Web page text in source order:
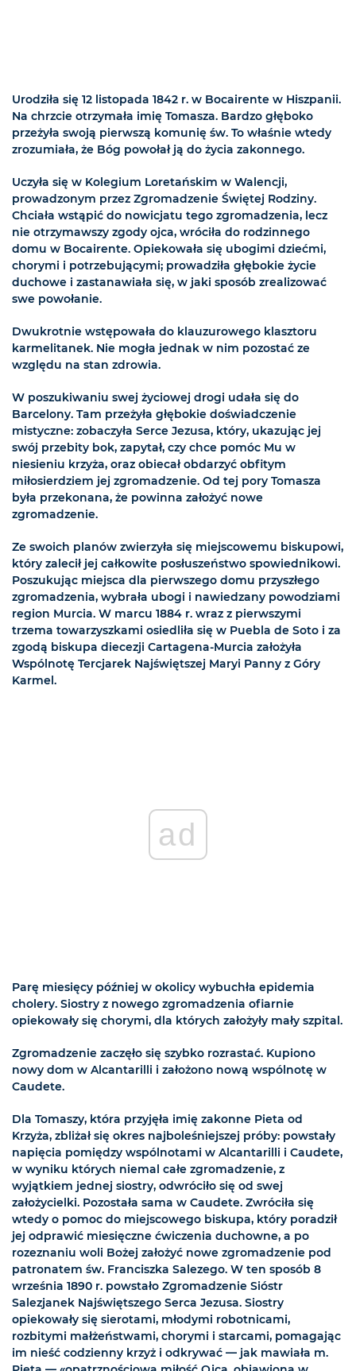
Urodziła się 12 listopada 1842 r. w Bocairente w Hiszpanii.
Na chrzcie otrzymała imię Tomasza. Bardzo głęboko
przeżyła swoją pierwszą komunię św. To właśnie wtedy
zrozumiała, że Bóg powołał ją do życia zakonnego.
Uczyła się w Kolegium Loretańskim w Walencji,
prowadzonym przez Zgromadzenie Świętej Rodziny.
Chciała wstąpić do nowicjatu tego zgromadzenia, lecz
nie otrzymawszy zgody ojca, wróciła do rodzinnego
domu w Bocairente. Opiekowała się ubogimi dziećmi,
chorymi i potrzebującymi; prowadziła głębokie życie
duchowe i zastanawiała się, w jaki sposób zrealizować
swe powołanie.
Dwukrotnie wstępowała do klauzurowego klasztoru
karmelitanek. Nie mogła jednak w nim pozostać ze
względu na stan zdrowia.
W poszukiwaniu swej życiowej drogi udała się do
Barcelony. Tam przeżyła głębokie doświadczenie
mistyczne: zobaczyła Serce Jezusa, który, ukazując jej
swój przebity bok, zapytał, czy chce pomóc Mu w
niesieniu krzyża, oraz obiecał obdarzyć obfitym
miłosierdziem jej zgromadzenie. Od tej pory Tomasza
była przekonana, że powinna założyć nowe
zgromadzenie.
Ze swoich planów zwierzyła się miejscowemu biskupowi,
który zalecił jej całkowite posłuszeństwo spowiednikowi.
Poszukując miejsca dla pierwszego domu przyszłego
zgromadzenia, wybrała ubogi i nawiedzany powodziami
region Murcia. W marcu 1884 r. wraz z pierwszymi
trzema towarzyszkami osiedliła się w Puebla de Soto i za
zgodą biskupa diecezji Cartagena-Murcia założyła
Wspólnotę Tercjarek Najświętszej Maryi Panny z Góry
Karmel.
ad
Parę miesięcy później w okolicy wybuchła epidemia
cholery. Siostry z nowego zgromadzenia ofiarnie
opiekowały się chorymi, dla których założyły mały szpital.
Zgromadzenie zaczęło się szybko rozrastać. Kupiono
nowy dom w Alcantarilli i założono nową wspólnotę w
Caudete.
Dla Tomaszy, która przyjęła imię zakonne Pieta od
Krzyża, zbliżał się okres najboleśniejszej próby: powstały
napięcia pomiędzy wspólnotami w Alcantarilli i Caudete,
w wyniku których niemal całe zgromadzenie, z
wyjątkiem jednej siostry, odwróciło się od swej
założycielki. Pozostała sama w Caudete. Zwróciła się
wtedy o pomoc do miejscowego biskupa, który poradził
jej odprawić miesięczne ćwiczenia duchowne, a po
rozeznaniu woli Bożej założyć nowe zgromadzenie pod
patronatem św. Franciszka Salezego. W ten sposób 8
września 1890 r. powstało Zgromadzenie Sióstr
Salezjanek Najświętszego Serca Jezusa. Siostry
opiekowały się sierotami, młodymi robotnicami,
rozbitymi małżeństwami, chorymi i starcami, pomagając
im nieść codzienny krzyż i odkrywać — jak mawiała m.